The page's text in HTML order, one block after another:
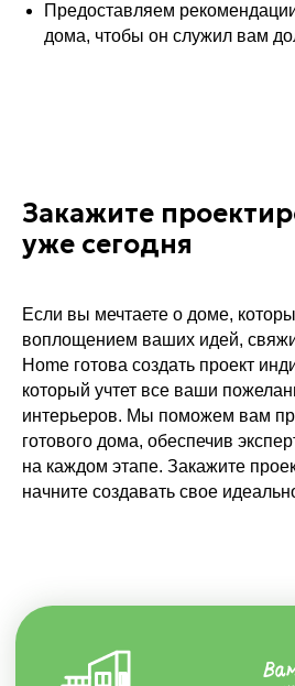
Предоставляем
дома, чтобы он служил вам
Закажите
уже сегодня
Если вы мечтаете о доме,
воплощением ваших идей,
Home готова создать проект
который учтет все ваши
интерьеров. Мы поможем вам
готового дома, обеспечив
на каждом этапе. Закажите
начните создавать свое
+7 343 300 93 47
Политика конфиденциальности
в настоящем разделе сайта/страницы носят
информационный характер. Окончательная
условия согласовываются индивидуально. Для
точного расчета свяжитесь с нами